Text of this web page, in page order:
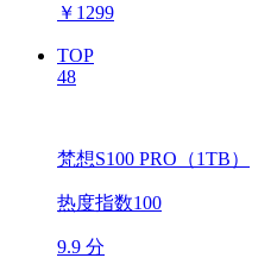
￥ 1299
TOP
48
梵想S100 PRO（1TB）
热度指数100
9.9 分